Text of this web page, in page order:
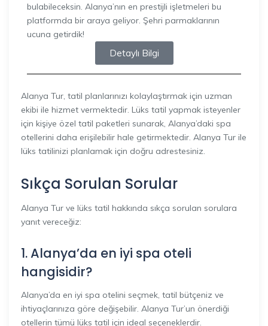
bulabileceksin. Alanya’nın en prestijli işletmeleri bu
platformda bir araya geliyor. Şehri parmaklarının
ucuna getirdik!
Detaylı Bilgi
Alanya Tur, tatil planlarınızı kolaylaştırmak için uzman
ekibi ile hizmet vermektedir. Lüks tatil yapmak isteyenler
için kişiye özel tatil paketleri sunarak, Alanya’daki spa
otellerini daha erişilebilir hale getirmektedir. Alanya Tur ile
lüks tatilinizi planlamak için doğru adrestesiniz.
Sıkça Sorulan Sorular
Alanya Tur ve lüks tatil hakkında sıkça sorulan sorulara
yanıt vereceğiz:
1. Alanya’da en iyi spa oteli
hangisidir?
Alanya’da en iyi spa otelini seçmek, tatil bütçeniz ve
ihtiyaçlarınıza göre değişebilir. Alanya Tur’un önerdiği
otellerin tümü lüks tatil için ideal seçeneklerdir.